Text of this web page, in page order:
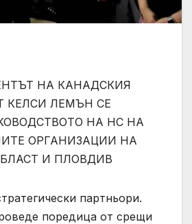
НА КАНАДСКИЯ
КЕЛСИ ЛЕМЪН СЕ
НА НС НА
ОРГАНИЗАЦИИ НА
И ПЛОВДИВ
партньори.
поредица от срещи